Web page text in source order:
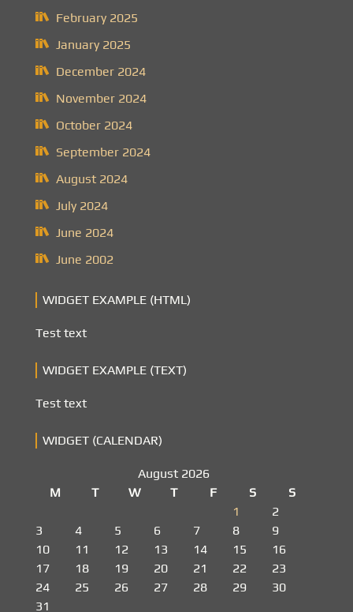
February 2025
January 2025
December 2024
November 2024
October 2024
September 2024
August 2024
July 2024
June 2024
June 2002
WIDGET EXAMPLE (HTML)
Test text
WIDGET EXAMPLE (TEXT)
Test text
WIDGET (CALENDAR)
August 2026
M
T W T F S
S
1
2
3
4 5 6 7 8
9
10
11 12 13 14 15
16
17
18 19 20 21 22
23
24
25 26 27 28 29
30
31